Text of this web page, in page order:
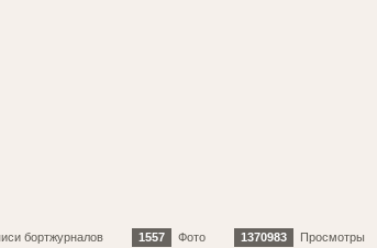
бортжурналов 1557 Фото 1370983 Просмотры